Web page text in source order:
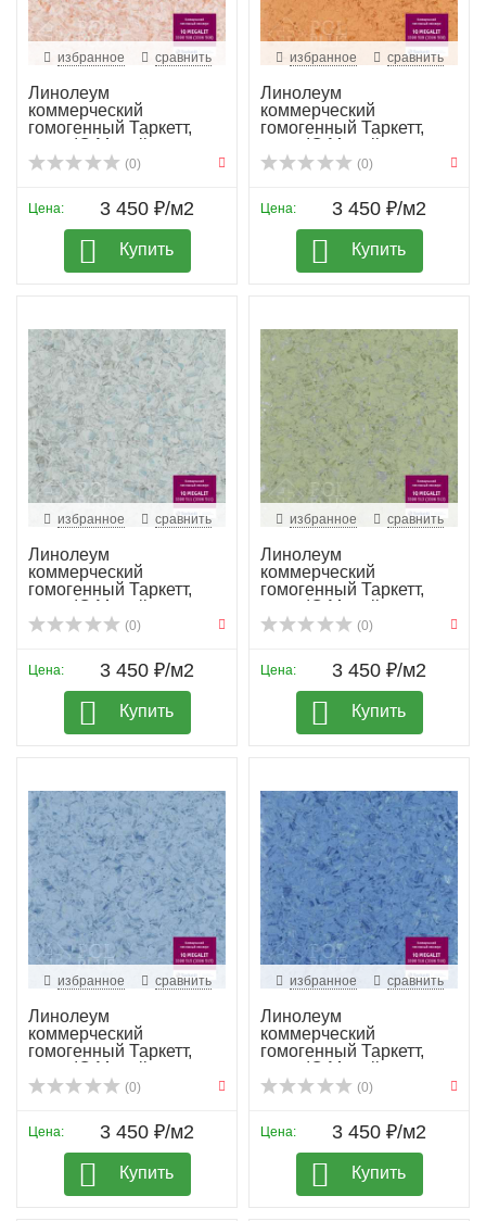
избранное сравнить
Линолеум
коммерческий
гомогенный Таркетт,
колл. IQ Megali...
(0)
Цена: 3 450 ₽/м2
Купить
избранное сравнить
Линолеум
коммерческий
гомогенный Таркетт,
колл. IQ Megali...
(0)
Цена: 3 450 ₽/м2
Купить
избранное сравнить
Линолеум
коммерческий
гомогенный Таркетт,
колл. IQ Megali...
(0)
Цена: 3 450 ₽/м2
Купить
избранное сравнить
Линолеум
коммерческий
гомогенный Таркетт,
колл. IQ Megali...
(0)
Цена: 3 450 ₽/м2
Купить
избранное сравнить
Линолеум
коммерческий
гомогенный Таркетт,
колл. IQ Megali...
(0)
Цена: 3 450 ₽/м2
Купить
избранное сравнить
Линолеум
коммерческий
гомогенный Таркетт,
колл. IQ Megali...
(0)
Цена: 3 450 ₽/м2
Купить